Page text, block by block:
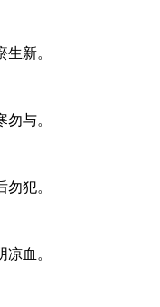
新。
与。
犯。
血。